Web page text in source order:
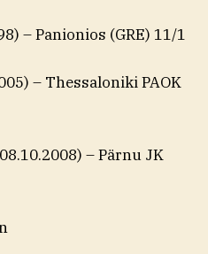
– Panionios (GRE) 11/1
– Thessaloniki PAOK
– Pärnu JK